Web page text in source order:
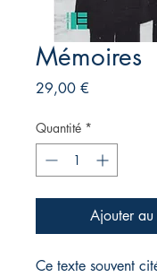
Mémoires
29,00 €Prix
Quantité *
Ajouter
Ce texte souvent